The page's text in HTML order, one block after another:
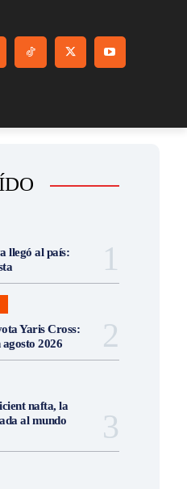
llegó al país:
Yaris Cross:
agosto 2026
nafta, la
al mundo